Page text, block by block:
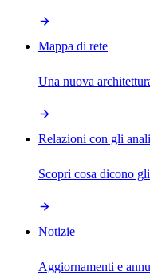
Mappa di rete
Una nuova
Relazioni con gli
Scopri cosa dicono
Notizie
Aggiornamenti e